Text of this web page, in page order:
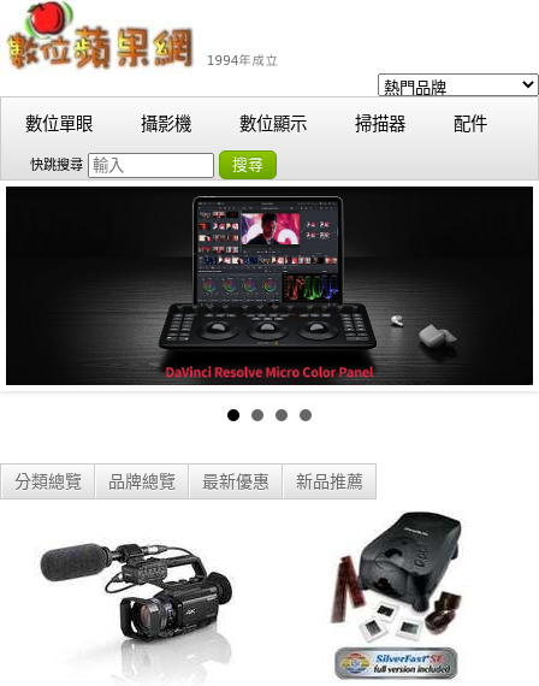
數位單眼 攝影機 數位顯示 掃描器 配件
快跳搜尋 搜尋
分類總覽 品牌總覽 最新優惠 新品推薦